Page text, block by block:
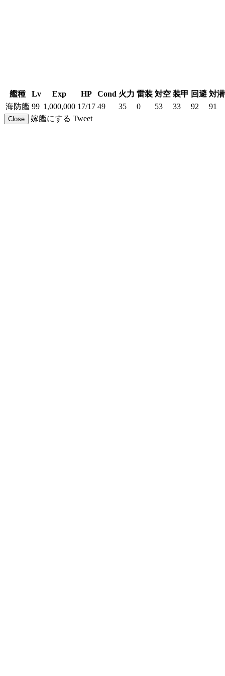
艦種 Lv Exp HP Cond 火力 雷装 対空 装甲 回避 対潜
海防艦 99 1,000,000 17/17 49 35 0 53 33 92 91
Close 嫁艦にする Tweet